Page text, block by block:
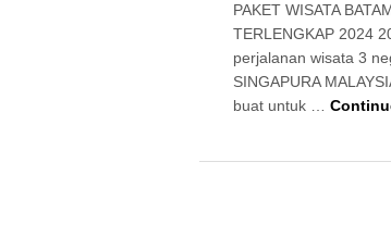
PAKET WISATA
TERLENGKAP 2024
perjalanan wisata 3
SINGAPURA
buat untuk …